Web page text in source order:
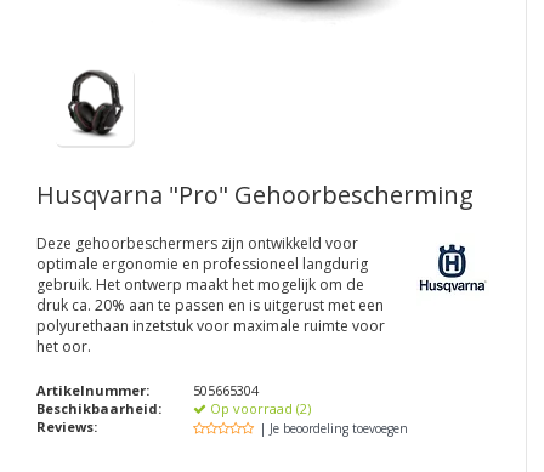
Husqvarna "Pro" Gehoorbescherming
Deze gehoorbeschermers zijn ontwikkeld voor
optimale ergonomie en professioneel langdurig
gebruik. Het ontwerp maakt het mogelijk om de
druk ca. 20% aan te passen en is uitgerust met een
polyurethaan inzetstuk voor maximale ruimte voor
het oor.
Artikelnummer:
505665304
Beschikbaarheid:
Op voorraad (2)
Reviews:
| Je beoordeling toevoegen